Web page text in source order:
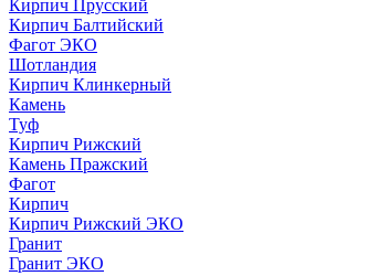
Кирпич Прусский
Кирпич Балтийский
Фагот ЭКО
Шотландия
Кирпич Клинкерный
Камень
Туф
Кирпич Рижский
Камень Пражский
Фагот
Кирпич
Кирпич Рижский ЭКО
Гранит
Гранит ЭКО